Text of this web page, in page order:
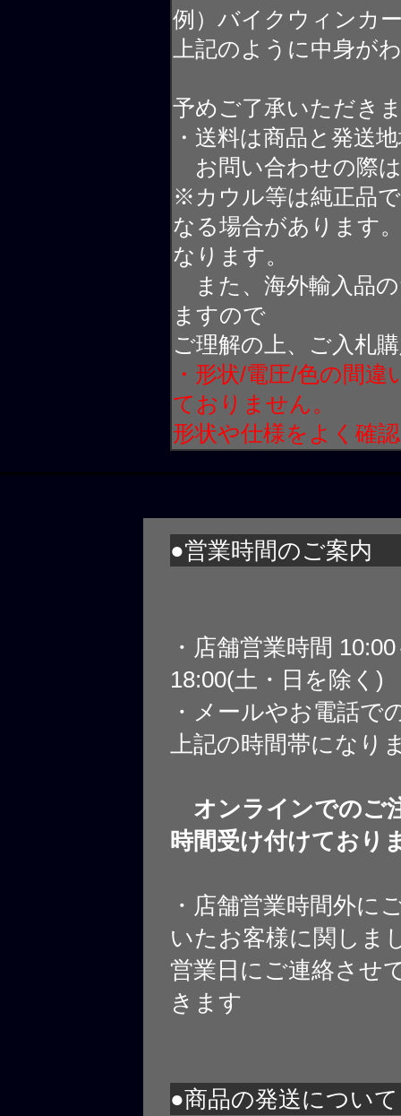
例）バイクウィンカ
上記のように中身が
予めご了承いただき
・送料は商品と発送
お問い合わせの際
※カウル等は純正品
なる場合があります
なります。
また、海外輸入品
ますので
ご理解の上、ご入札
・形状/電圧/色の間
ておりません。
形状や仕様をよく確
●営業時間のご案内
・店舗営業時間
18:00(土・日を除く)
・メールやお電話で
上記の時間帯になり
オンラインでのご
時間受け付けており
・店舗営業時間外に
いたお客様に関しま
営業日にご連絡させ
きます
●商品の発送について